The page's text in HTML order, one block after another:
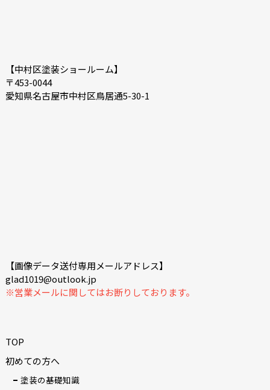
【中村区塗装ショールーム】
〒453-0044
愛知県名古屋市中村区鳥居通5-30-1
【画像データ送付専用メールアドレス】
glad1019@outlook.jp
※営業メールに関してはお断りしております。
TOP
初めての方へ
塗装の基礎知識